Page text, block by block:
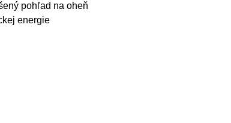
pohľad na oheň
energie